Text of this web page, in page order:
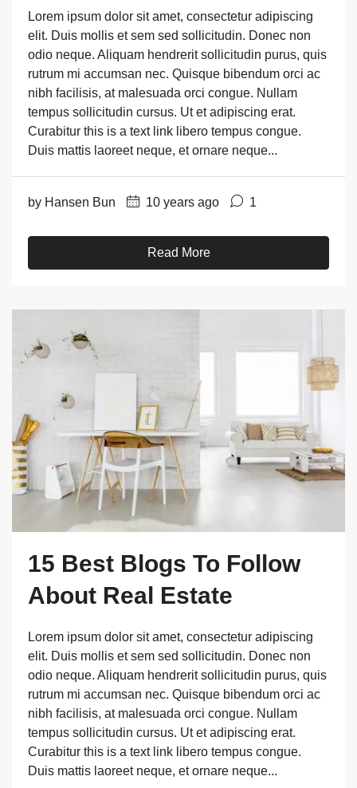
Lorem ipsum dolor sit amet, consectetur adipiscing
elit. Duis mollis et sem sed sollicitudin. Donec non
odio neque. Aliquam hendrerit sollicitudin purus, quis
rutrum mi accumsan nec. Quisque bibendum orci ac
nibh facilisis, at malesuada orci congue. Nullam
tempus sollicitudin cursus. Ut et adipiscing erat.
Curabitur this is a text link libero tempus congue.
Duis mattis laoreet neque, et ornare neque...
by Hansen Bun 10 years ago 1
Read More
15 Best Blogs To Follow
About Real Estate
Lorem ipsum dolor sit amet, consectetur adipiscing
elit. Duis mollis et sem sed sollicitudin. Donec non
odio neque. Aliquam hendrerit sollicitudin purus, quis
rutrum mi accumsan nec. Quisque bibendum orci ac
nibh facilisis, at malesuada orci congue. Nullam
tempus sollicitudin cursus. Ut et adipiscing erat.
Curabitur this is a text link libero tempus congue.
Duis mattis laoreet neque, et ornare neque...